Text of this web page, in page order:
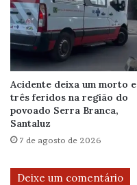
Acidente deixa um morto e
três feridos na região do
povoado Serra Branca,
Santaluz
7 de agosto de 2026
Deixe um comentário